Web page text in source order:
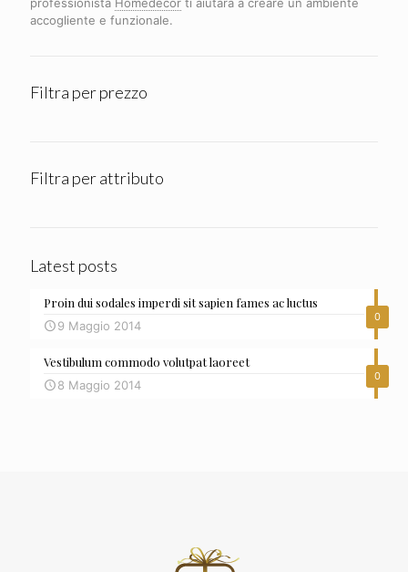
accogliente e funzionale.
Filtra per prezzo
Filtra per attributo
Latest posts
0
Proin dui sodales imperdi sit sapien fames ac luctus
9 Maggio 2014
0
Vestibulum commodo volutpat laoreet
8 Maggio 2014